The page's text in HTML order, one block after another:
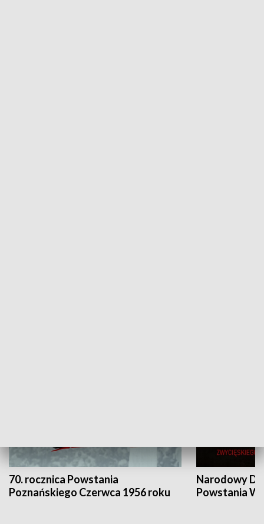
70. rocznica Powstania
Poznańskiego Czerwca 1956 roku
Narodowy
Powstania